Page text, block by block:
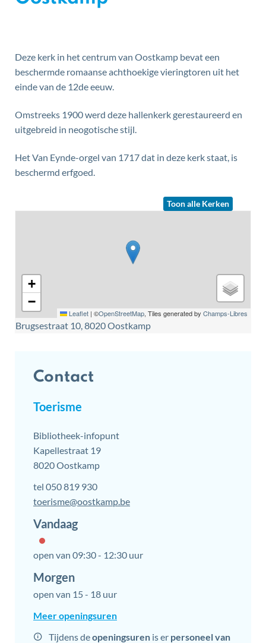
Inhoud
Deze kerk in het centrum van Oostkamp bevat een
beschermde romaanse achthoekige vieringtoren uit het
einde van de 12de eeuw.
Omstreeks 1900 werd deze hallenkerk gerestaureerd en
uitgebreid in neogotische stijl.
Het Van Eynde-orgel van 1717 dat in deze kerk staat, is
beschermd erfgoed.
+
−
Leaflet | ©OpenStreetMap, Tiles generated by Champs-Libres
Brugsestraat 10, 8020 Oostkamp
Toon alle Kerken
Contact
Toerisme
Adres
Bibliotheek-infopunt
Kapellestraat 19
,8020Oostkamp
tel 050 819 930
E-
toerisme@oostkamp.be
Vandaag
open van 09:30- 12:30 uur
Morgen
open van 15- 18 uur
Meer openingsurenToerisme
Tijdens deopeningsuren is er personeel van